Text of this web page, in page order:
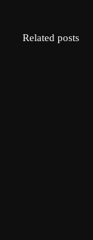
Related posts